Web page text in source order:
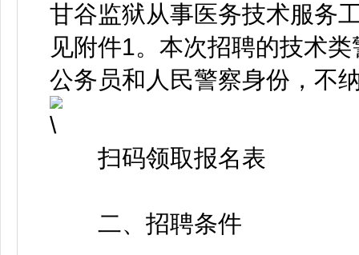
甘谷监狱从事医务技术服务
见附件1。本次招聘的技术
公务员和人民警察身份，不
扫码领取报名表
二、招聘条件